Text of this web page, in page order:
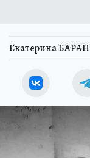
Екатерина